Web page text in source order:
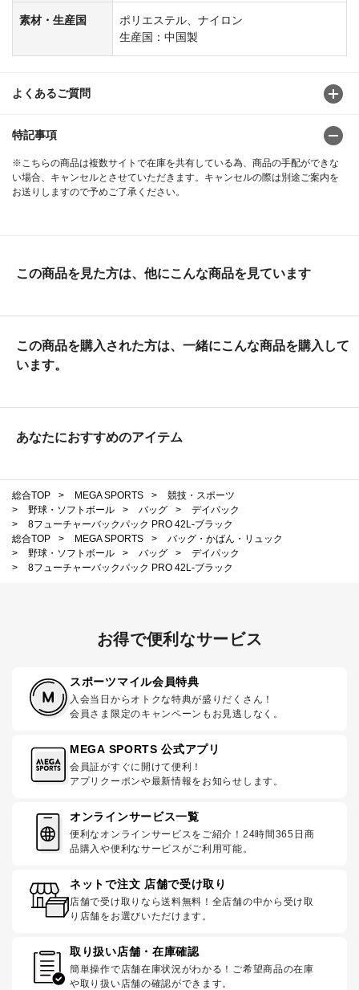
素材・生産国
ポリエステル、ナイロン
生産国：中国製
よくあるご質問
特記事項
※こちらの商品は複数サイトで在庫を共有している為、商品の手配ができな
い場合、キャンセルとさせていただきます。キャンセルの際は別途ご案内を
お送りしますので予めご了承ください。
この商品を見た方は、他にこんな商品を見ています
この商品を購入された方は、一緒にこんな商品を購入して
います。
あなたにおすすめのアイテム
総合TOP > MEGA SPORTS >
競技・スポーツ
>
野球・ソフトボール > バッグ >
デイパック
>
8フューチャーバックパック PRO 42L-ブラック
総合TOP
> MEGA SPORTS >
バッグ・かばん・リュック
>
野球・ソフトボール > バッグ >
デイパック
>
8フューチャーバックパック PRO 42L-ブラック
お得で便利なサービス
スポーツマイル会員特典
入会当日からオトクな特典が盛りだくさん！
会員さま限定のキャンペーンもお見逃しなく。
MEGA SPORTS 公式アプリ
会員証がすぐに開けて便利！
アプリクーポンや最新情報をお知らせします。
オンラインサービス一覧
便利なオンラインサービスをご紹介！24時間365日商
品購入や便利なサービスがご利用可能。
ネットで注文 店舗で受け取り
店舗で受け取りなら送料無料！全店舗の中から受け取
り店舗をお選びいただけます。
取り扱い店舗・在庫確認
簡単操作で店舗在庫状況がわかる！ご希望商品の在庫
や取り扱い店舗の確認ができます。